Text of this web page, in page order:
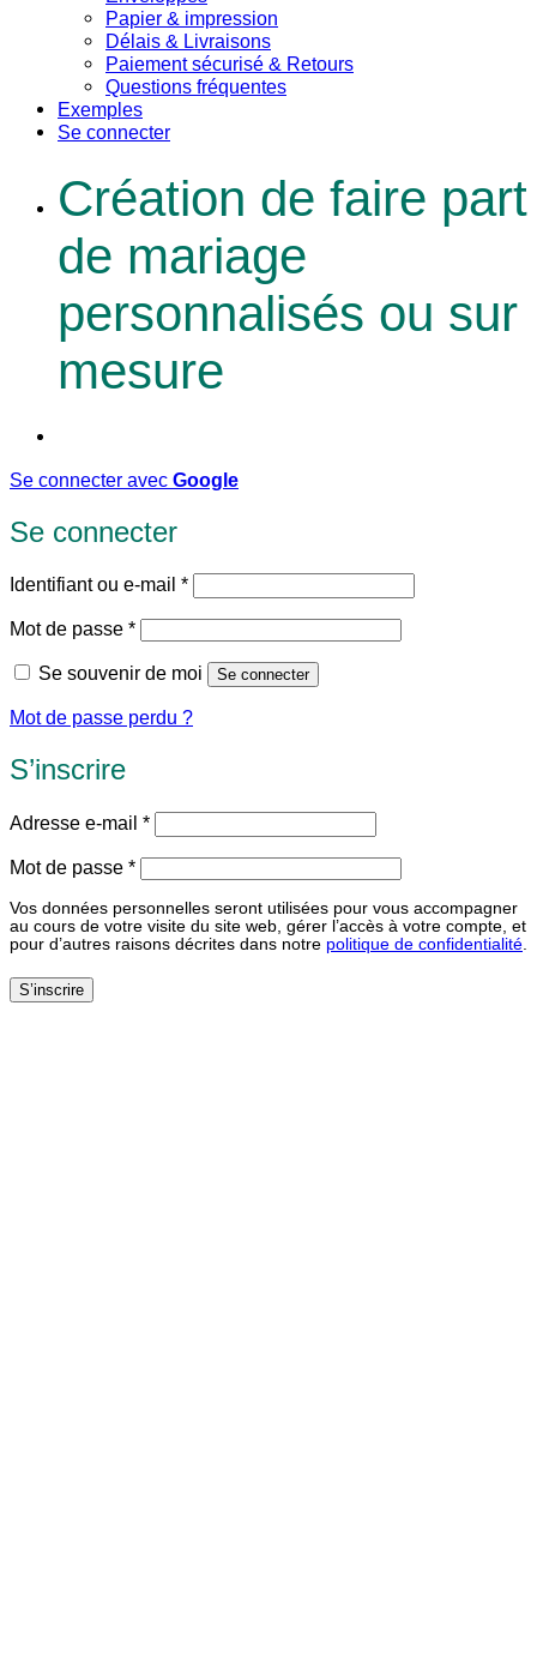
Papier & impression
Délais & Livraisons
Paiement sécurisé & Retours
Questions fréquentes
Exemples
Se connecter
Création de faire part
de mariage
personnalisés ou sur
mesure
Se connecter avec Google
Se connecter
Identifiant ou e-mail *Obligatoire
Mot de passe *Obligatoire
Se souvenir de moi Se connecter
Mot de passe perdu ?
S’inscrire
Adresse e-mail *Obligatoire
Mot de passe *Obligatoire
Vos données personnelles seront utilisées pour vous accompagner
au cours de votre visite du site web, gérer l’accès à votre compte, et
pour d’autres raisons décrites dans notre politique de confidentialité
S’inscrire